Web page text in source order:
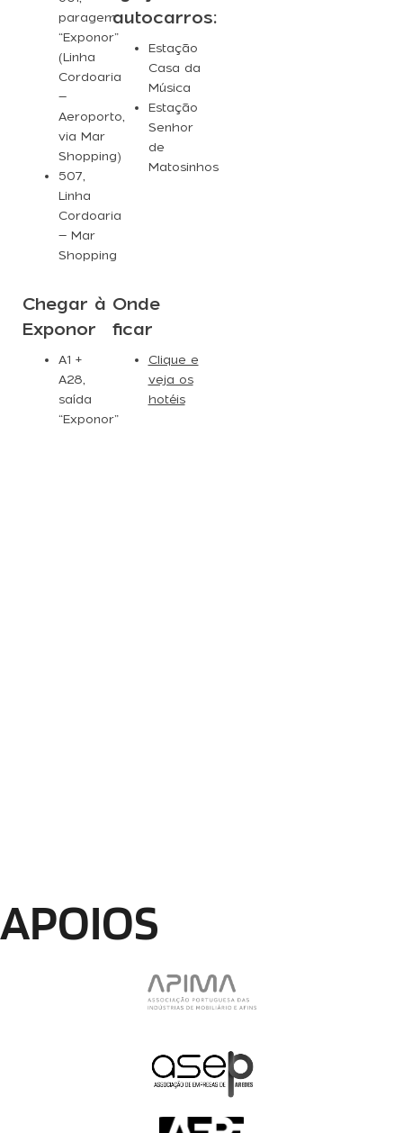
paragem
“Exponor”
(Linha
Cordoaria
–
Aeroporto,
via Mar
Shopping)
507,
Linha
Cordoaria
– Mar
Shopping
autocarros:
Estação
Casa da
Música
Estação
Senhor
de
Matosinhos
Chegar à
Exponor
A1 +
A28,
saída
“Exponor”
Onde
ficar
Clique e
veja os
hotéis
APOIOS